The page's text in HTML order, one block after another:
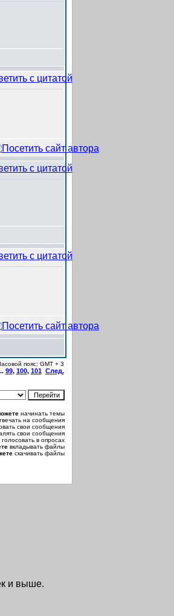
пояс: GMT + 3
99, 100, 101 След.
начинать темы
на сообщения
свои сообщения
свои сообщения
голосовать в опросах
вкладывать файлы
скачивать файлы
и выше.